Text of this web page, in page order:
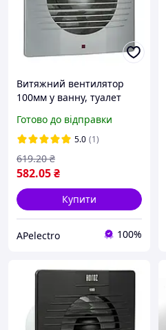
Витяжний вентилятор
100мм у ванну, туалет
Electric
Готово до відправки
5.0 (1)
582.05₴
619.20 ₴
Купити
APelectro 100%